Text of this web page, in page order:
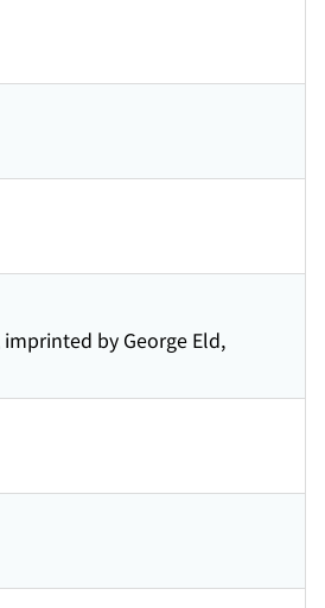
by George Eld,